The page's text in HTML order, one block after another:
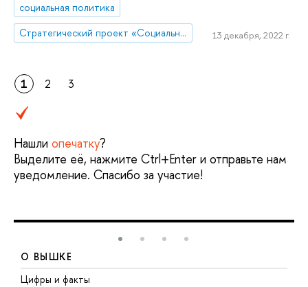
социальная политика
Стратегический проект «Социальная политика устойчивого развития и инклюзивного экономического роста»
13 декабря, 2022 г.
1 2 3
Нашли опечатку?
Выделите её, нажмите Ctrl+Enter и отправьте нам
уведомление. Спасибо за участие!
О ВЫШКЕ
Цифры и факты